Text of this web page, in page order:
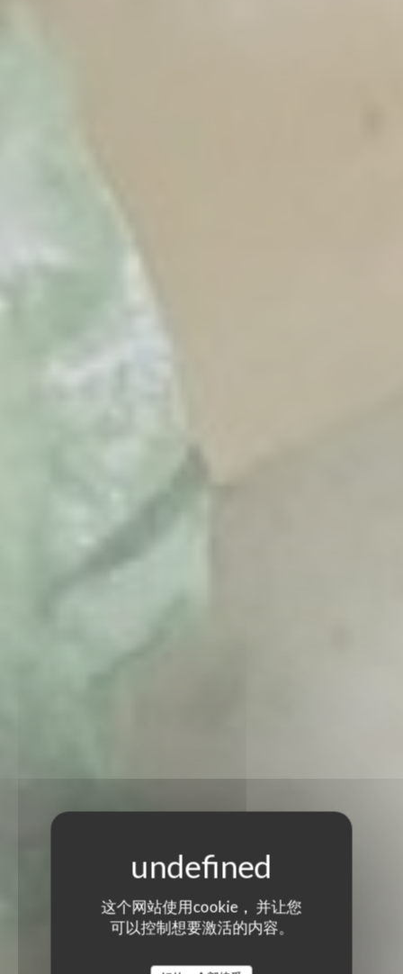
这个网站使用cookie， 并让您
可以控制想要激活的内容。